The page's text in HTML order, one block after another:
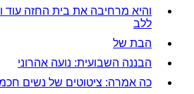
והיא מרחיבה את בית החזה עוד
ללב
הבת של
הבננה השבועית: נועה אהרוני
כה אמרה: ציטוטים של נשים